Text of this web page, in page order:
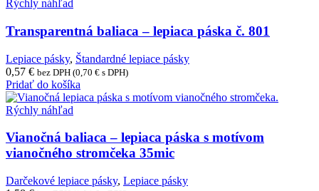
variantov.
Možnosti
si
môžete
vybrať
na
stránke
Rýchly náhľad
Transparentná baliaca – lepiaca páska č. 801
Lepiace pásky, Štandardné lepiace pásky
0,57 € bez DPH (0,70 € s DPH)
Pridať do košíka
Rýchly náhľad
Vianočná baliaca – lepiaca páska s motívom
vianočného stromčeka 35mic
Darčekové lepiace pásky, Lepiace pásky